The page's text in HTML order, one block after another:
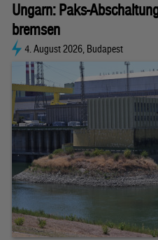
Ungarn: Paks-
bremsen
4. August 2026, Budapest